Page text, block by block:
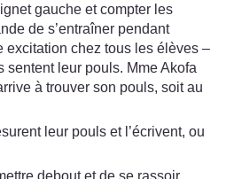
gauche et compter les
de s’entraîner pendant
excitation chez tous les élèves –
sentent leur pouls. Mme Akofa
à trouver son pouls, soit au
leur pouls et l’écrivent, ou
debout et de se rassoir